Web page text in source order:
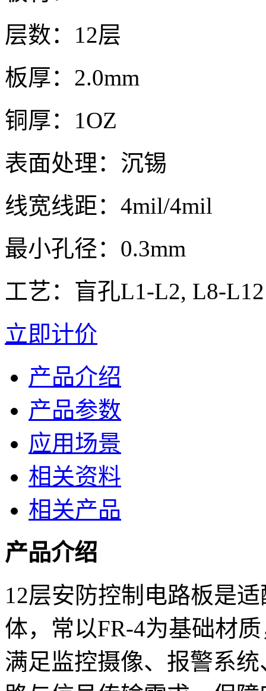
层数：12层
板厚：2.0mm
铜厚：1OZ
表面处理：沉锡
线宽线距：4mil/4mil
最小孔径：0.3mm
工艺：盲孔L1-L2, L8-L12
立即计价
产品介绍
产品参数
应用场景
相关资料
相关产品
产品介绍
12层安防控制电路板是
体，常以FR-4为基础材
满足监控摄像、报警系